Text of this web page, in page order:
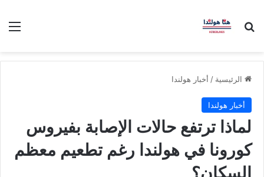
بحث عن
الرئيسية / أخبار هولندا
أخبار هولندا
لماذا ترتفع حالات الإصابة بفيروس
كورونا في هولندا رغم تطعيم معظم
السكان؟